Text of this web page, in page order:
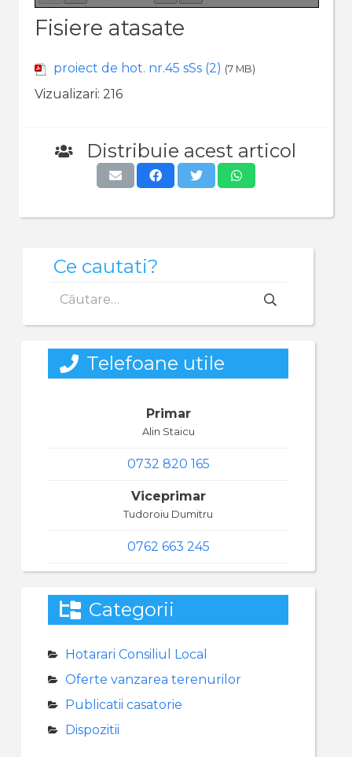
Fisiere atasate
proiect de hot. nr.45 sSs (2) (7 MB)
Vizualizari: 216
Distribuie acest articol
Ce cautati?
după:
Telefoane utile
Primar
Alin Staicu
0732 820 165
Viceprimar
Tudoroiu Dumitru
0762 663 245
Categorii
Hotarari Consiliul Local
Oferte vanzarea terenurilor
Publicatii casatorie
Dispozitii